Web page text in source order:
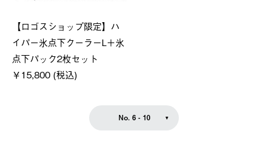
【ロゴスショップ限定】ハ
イパー氷点下クーラーL＋氷
点下パック2枚セット
￥15,800 (税込)
No. 6 - 10